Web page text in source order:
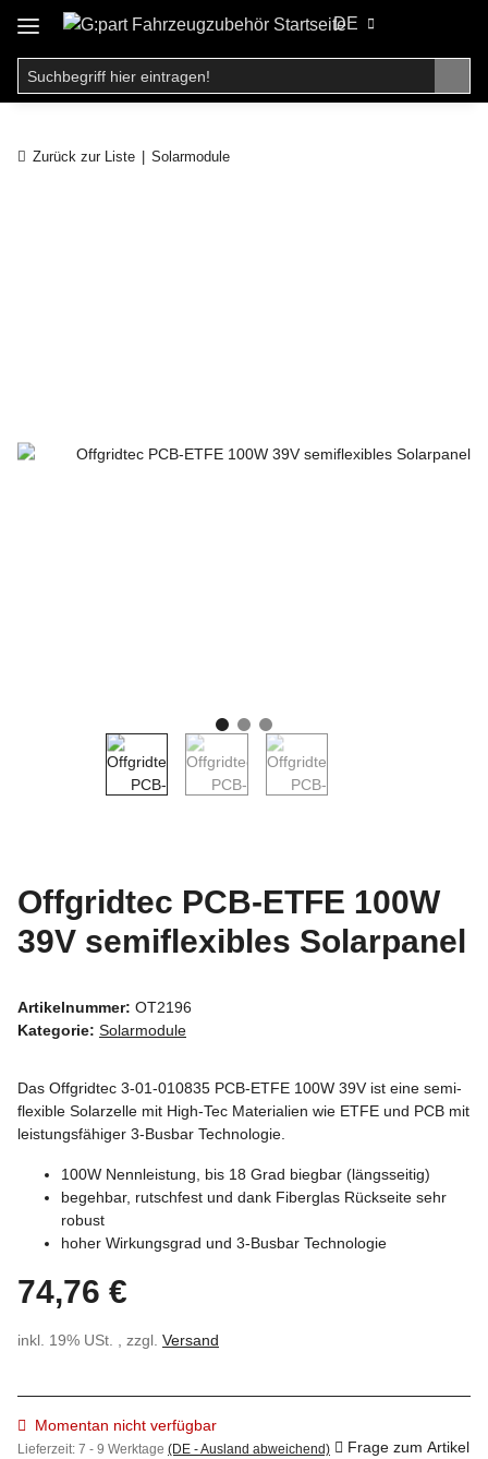
DE
Zurück zur Liste Solarmodule
Offgridtec PCB-ETFE 100W
39V semiflexibles Solarpanel
Artikelnummer: OT2196
Kategorie: Solarmodule
Das Offgridtec 3-01-010835 PCB-ETFE 100W 39V ist eine semi-
flexible Solarzelle mit High-Tec Materialien wie ETFE und PCB mit
leistungsfähiger 3-Busbar Technologie.
100W Nennleistung, bis 18 Grad biegbar (längsseitig)
begehbar, rutschfest und dank Fiberglas Rückseite sehr
robust
hoher Wirkungsgrad und 3-Busbar Technologie
74,76 €
inkl. 19% USt. , zzgl. Versand
Momentan nicht verfügbar
Lieferzeit: 7 - 9 Werktage (DE - Ausland abweichend) Frage zum Artikel